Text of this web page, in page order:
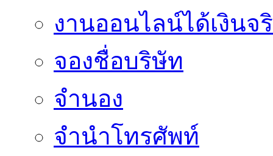
งานออนไลน์ได้เงินจ
จองชื่อบริษัท
จำนอง
จำนำโทรศัพท์